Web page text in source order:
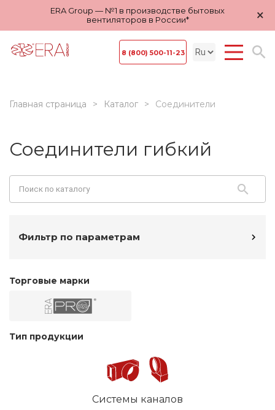
ERA Group — №1 в производстве бытовых
вентиляторов в России*
×
8 (800) 500-11-23
Главная страница Каталог Соединители
Соединители гибкий
Фильтр по параметрам
Торговые марки
Тип продукции
Системы каналов